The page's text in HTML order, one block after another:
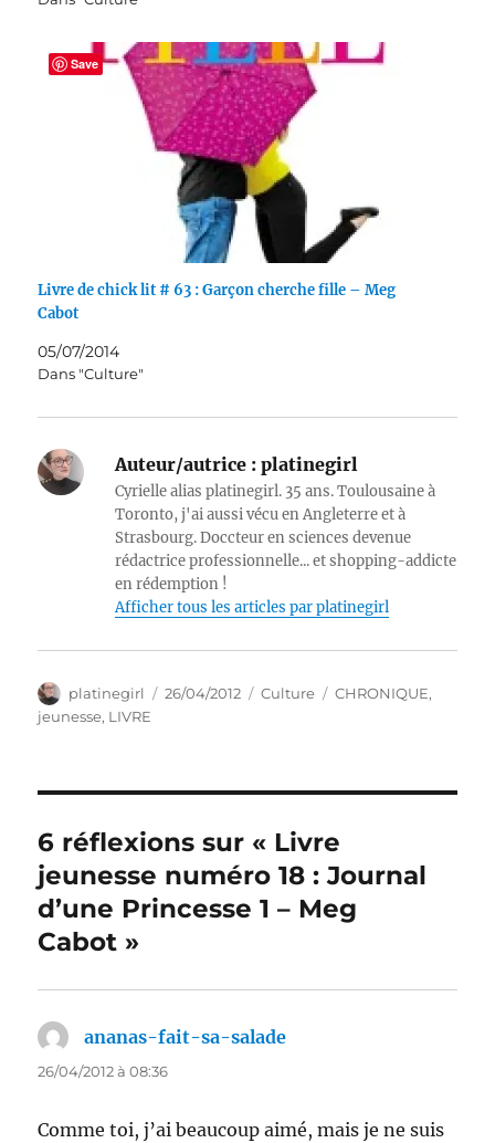
Livre de chick lit # 63 : Garçon cherche fille – Meg
Cabot
05/07/2014
Dans "Culture"
Auteur/autrice : platinegirl
Cyrielle alias platinegirl. 35 ans. Toulousaine à
Toronto, j'ai aussi vécu en Angleterre et à
Strasbourg. Doccteur en sciences devenue
rédactrice professionnelle... et shopping-addicte
en rédemption !
Afficher tous les articles par platinegirl
Auteur
platinegirl
Publié
26/04/2012 Catégories
Culture Étiquettes
CHRONIQUE,
jeunesse, LIVRE
6 réflexions sur « Livre
jeunesse numéro 18 : Journal
d’une Princesse 1 – Meg
Cabot »
ananas-fait-sa-salade
26/04/2012 à 08:36
Comme toi, j’ai beaucoup aimé, mais je ne suis
Save